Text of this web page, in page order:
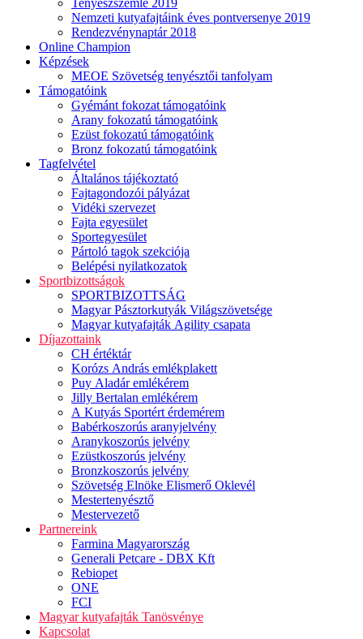
Tenyészszemle 2019
Nemzeti kutyafajtáink éves pontversenye 2019
Rendezvénynaptár 2018
Online Champion
Képzések
MEOE Szövetség tenyésztői tanfolyam
Támogatóink
Gyémánt fokozat támogatóink
Arany fokozatú támogatóink
Ezüst fokozatú támogatóink
Bronz fokozatú támogatóink
Tagfelvétel
Általános tájékoztató
Fajtagondozói pályázat
Vidéki szervezet
Fajta egyesület
Sportegyesület
Pártoló tagok szekciója
Belépési nyilatkozatok
Sportbizottságok
SPORTBIZOTTSÁG
Magyar Pásztorkutyák Világszövetsége
Magyar kutyafajták Agility csapata
Díjazottaink
CH értéktár
Korózs András emlékplakett
Puy Aladár emlékérem
Jilly Bertalan emlékérem
A Kutyás Sportért érdemérem
Babérkoszorús aranyjelvény
Aranykoszorús jelvény
Ezüstkoszorús jelvény
Bronzkoszorús jelvény
Szövetség Elnöke Elismerő Oklevél
Mestertenyésztő
Mestervezető
Partnereink
Farmina Magyarország
Generali Petcare - DBX Kft
Rebiopet
ONE
FCI
Magyar kutyafajták Tanösvénye
Kapcsolat